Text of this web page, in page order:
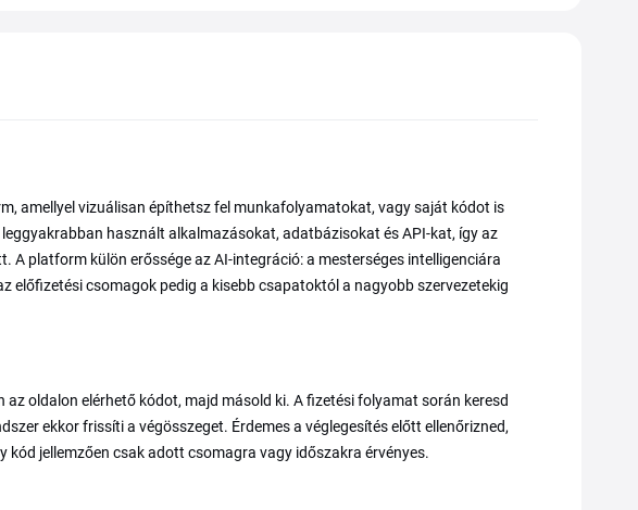
amellyel vizuálisan építhetsz fel munkafolyamatokat, vagy saját kódot is
használt alkalmazásokat, adatbázisokat és API-kat, így az
platform külön erőssége az AI-integráció: a mesterséges intelligenciára
előfizetési csomagok pedig a kisebb csapatoktól a nagyobb szervezetekig
az oldalon elérhető kódot, majd másold ki. A fizetési folyamat során keresd
ekkor frissíti a végösszeget. Érdemes a véglegesítés előtt ellenőrizned,
kód jellemzően csak adott csomagra vagy időszakra érvényes.